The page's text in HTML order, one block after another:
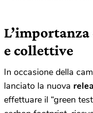
e collettive
In occasione della
lanciato la nuova
effettuare il “green